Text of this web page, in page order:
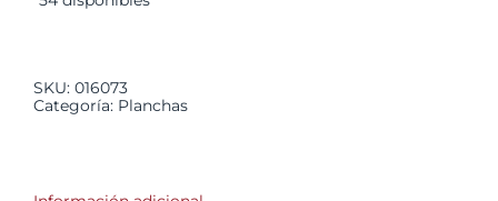
SKU: 016073
Categoría: Planchas